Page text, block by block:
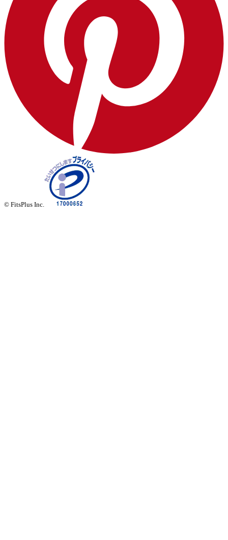
© FitsPlus Inc.